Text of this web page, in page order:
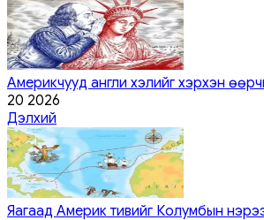
Америкчууд англи хэлийг хэрхэн
20 2026
Дэлхий
Яагаад Америк тивийг Колумбын